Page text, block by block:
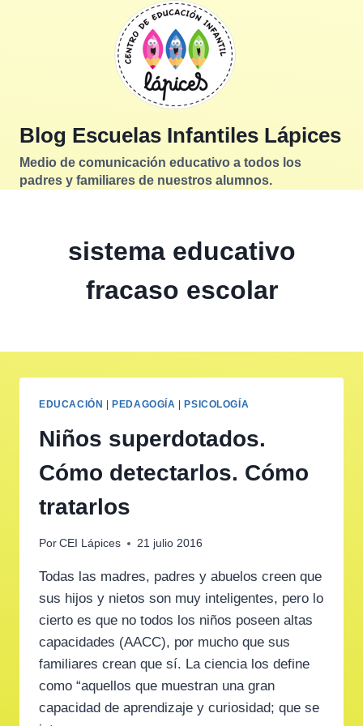
Blog Escuelas Infantiles Lápices
Medio de comunicación educativo a todos los
padres y familiares de nuestros alumnos.
sistema educativo
fracaso escolar
EDUCACIÓN PEDAGOGÍA PSICOLOGÍA
Niños superdotados.
Cómo detectarlos. Cómo
tratarlos
Por CEI Lápices 21 julio 2016
Todas las madres, padres y abuelos creen que
sus hijos y nietos son muy inteligentes, pero lo
cierto es que no todos los niños poseen altas
capacidades (AACC), por mucho que sus
familiares crean que sí. La ciencia los define
como “aquellos que muestran una gran
capacidad de aprendizaje y curiosidad; que se